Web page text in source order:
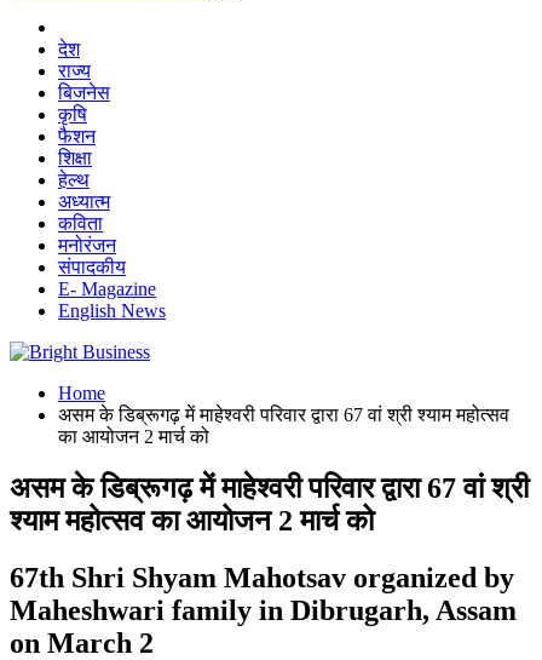
देश
राज्य
बिजनेस
कृषि
फैशन
शिक्षा
हेल्थ
अध्यात्म
कविता
मनोरंजन
संपादकीय
E- Magazine
English News
Home
असम के डिब्रूगढ़ में माहेश्वरी परिवार द्वारा 67 वां श्री श्याम महोत्सव
का आयोजन 2 मार्च को
असम के डिब्रूगढ़ में माहेश्वरी परिवार द्वारा 67 वां श्री
श्याम महोत्सव का आयोजन 2 मार्च को
67th Shri Shyam Mahotsav organized by
Maheshwari family in Dibrugarh, Assam
on March 2